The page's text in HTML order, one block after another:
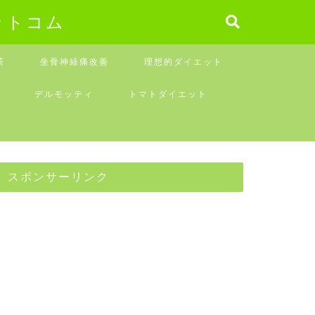
コム
坐骨神経痛改善 理想的ダイエット
デルモッティ トマトダイエット
スポンサーリンク